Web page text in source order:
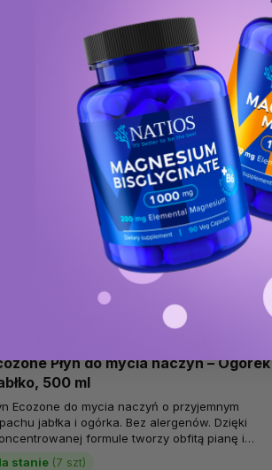
Płyn do mycia naczyń – Ogórek
500 ml
stanie (7 szt)
Ecozone do mycia naczyń o przyjemnym
jabłka i ogórka. Bez alergenów. Dzięki
formule tworzy obfitą pianę i
tłuszcz. Po każdym...